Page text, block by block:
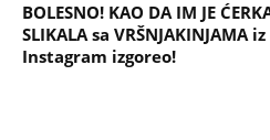
BOLESNO! KAO DA IM JE
SLIKALA sa VRŠNJAKINJAMA
Instagram izgoreo!